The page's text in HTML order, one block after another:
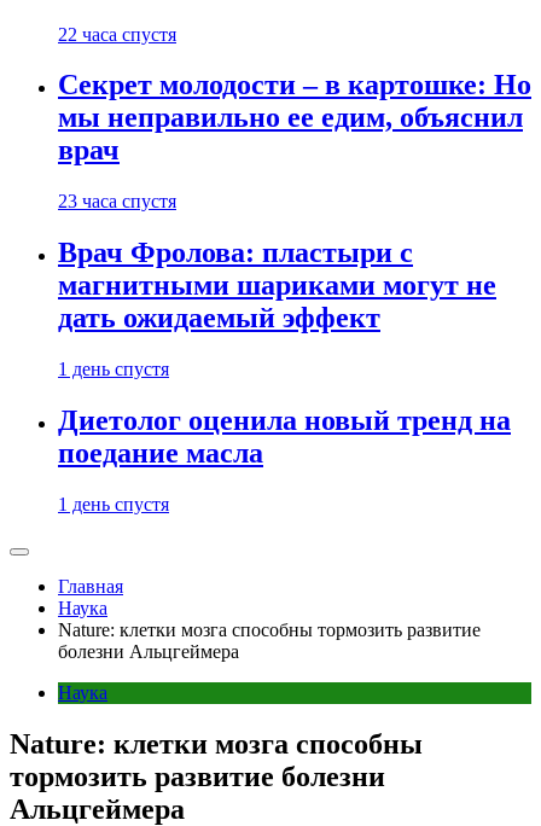
22 часа спустя
Секрет молодости – в картошке: Но
мы неправильно ее едим, объяснил
врач
23 часа спустя
Врач Фролова: пластыри с
магнитными шариками могут не
дать ожидаемый эффект
1 день спустя
Диетолог оценила новый тренд на
поедание масла
1 день спустя
Главная
Наука
Nature: клетки мозга способны тормозить развитие
болезни Альцгеймера
Наука
Nature: клетки мозга способны
тормозить развитие болезни
Альцгеймера